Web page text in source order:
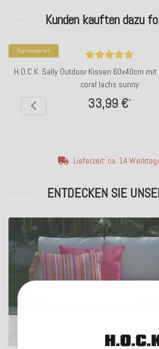
Kunden kauften dazu
Top bewertet
H.O.C.K. Sally Outdoor Kissen 60x40cm mit
coral lachs sunny
33,99 €*
Lieferzeit: ca. 14
ENTDECKEN SIE